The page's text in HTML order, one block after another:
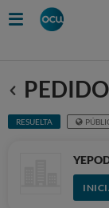
Anterior
RESUELTA